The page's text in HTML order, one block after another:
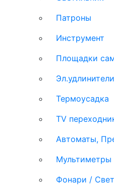
Патроны
Инструмент
Площадки
Эл.удлинители
Термоусадка
TV
Автоматы,
Мультиметры
Фонари /